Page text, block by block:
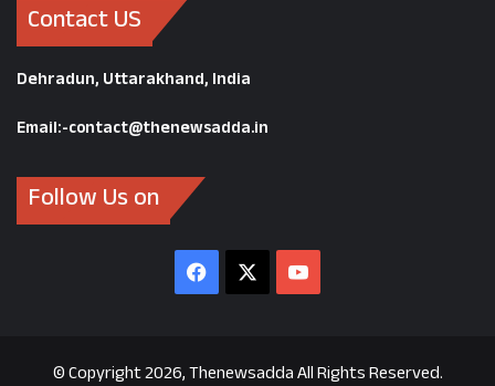
Contact US
Dehradun, Uttarakhand, India
Email:-contact@thenewsadda.in
Follow Us on
Facebook YouTube
© Copyright 2026, Thenewsadda All Rights Reserved.